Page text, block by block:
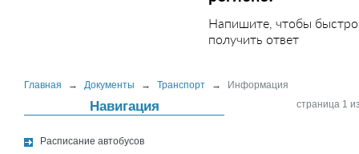
Напишите, чтобы быстро
получить ответ
Главная → Документы → Транспорт → Информация
Навигация
Расписание автобусов
страница 1